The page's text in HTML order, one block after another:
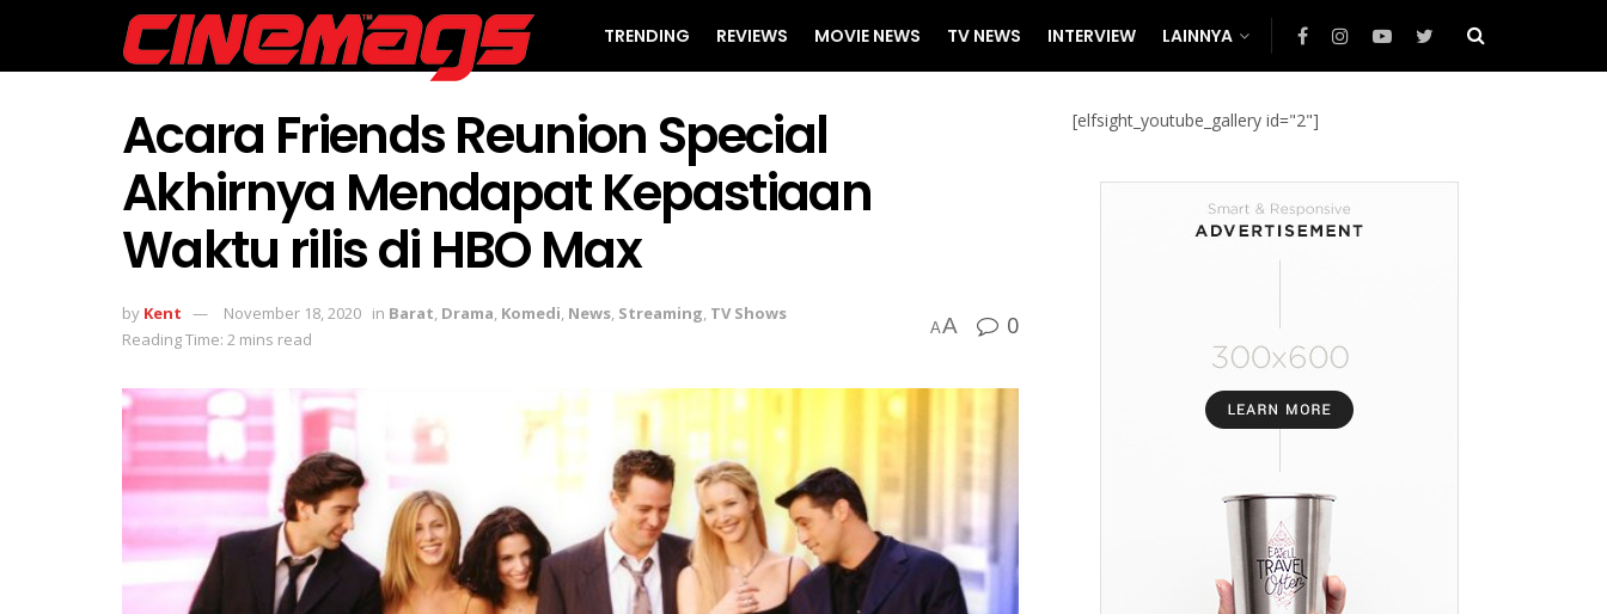
TRENDING REVIEWS MOVIE NEWS TV NEWS INTERVIEW LAINNYA
Acara Friends Reunion Special
Akhirnya Mendapat Kepastiaan
Waktu rilis di HBO Max
by Kent November 18, 2020 in Barat, Drama, Komedi, News, Streaming, TV Shows
Reading Time: 2 mins read
AA 0
[elfsight_youtube_gallery id="2"]